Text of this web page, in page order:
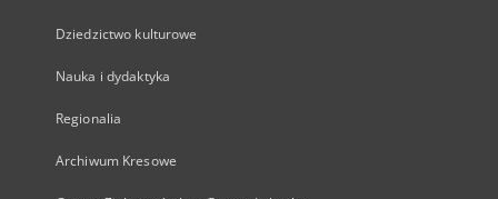
Dziedzictwo kulturowe
Nauka i dydaktyka
Regionalia
Archiwum Kresowe